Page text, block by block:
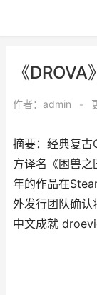
《
作者： admin •
摘要：经典复古
方译名《困兽
年的作品在
外发行团队确认
中文成就